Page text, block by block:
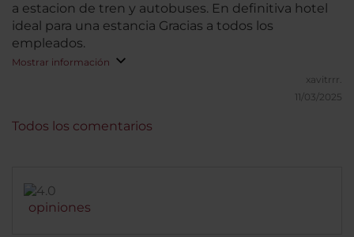
a estacion de tren y autobuses. En definitiva hotel
ideal para una estancia Gracias a todos los
empleados.
Mostrar información
xavitrrr.
11/03/2025
opiniones
Todos los comentarios